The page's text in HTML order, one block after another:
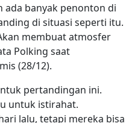
ada banyak penonton di
di situasi seperti itu.
membuat atmosfer
Polking saat
(28/12).
pertandingan ini.
untuk istirahat.
lalu, tetapi mereka bisa